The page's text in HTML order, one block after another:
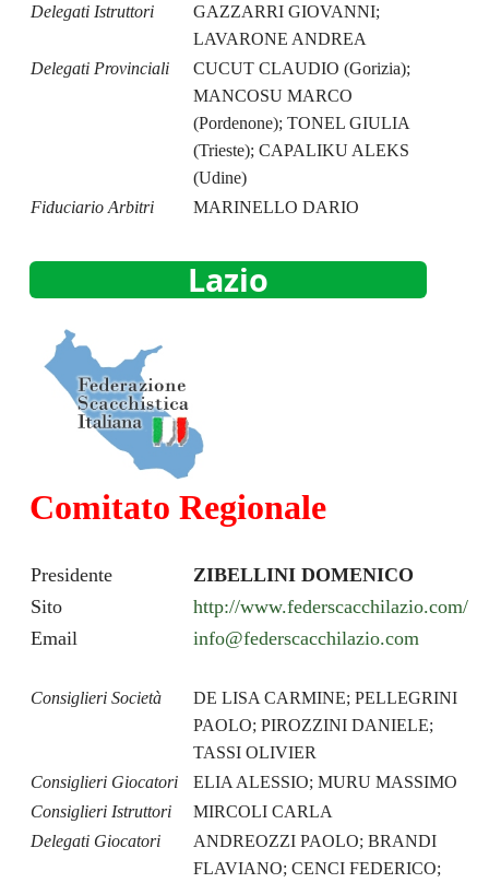
Delegati Istruttori
GAZZARRI GIOVANNI;
LAVARONE ANDREA
Delegati Provinciali
CUCUT CLAUDIO (Gorizia);
MANCOSU MARCO
(Pordenone); TONEL GIULIA
(Trieste); CAPALIKU ALEKS
(Udine)
Fiduciario Arbitri
MARINELLO DARIO
Lazio
Comitato Regionale
Presidente
ZIBELLINI DOMENICO
Sito
http://www.federscacchilazio.com/
Email
info@federscacchilazio.com
Consiglieri Società
DE LISA CARMINE; PELLEGRINI
PAOLO; PIROZZINI DANIELE;
TASSI OLIVIER
Consiglieri Giocatori
ELIA ALESSIO; MURU MASSIMO
Consiglieri Istruttori
MIRCOLI CARLA
Delegati Giocatori
ANDREOZZI PAOLO; BRANDI
FLAVIANO; CENCI FEDERICO;